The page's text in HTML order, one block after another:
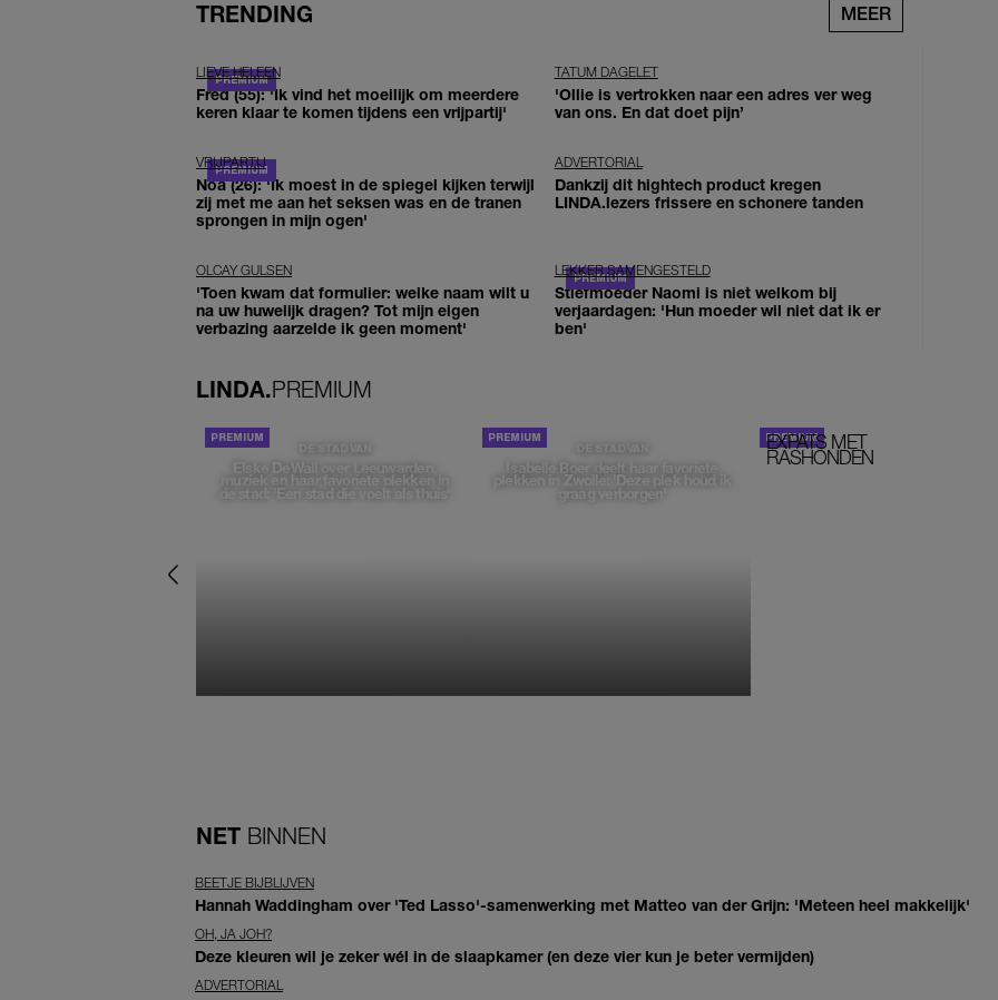
TRENDING MEER
LIEVE HELEEN
Fred (55): 'Ik vind het moeilijk om meerdere
keren klaar te komen tijdens een vrijpartij'
TATUM DAGELET
'Ollie is vertrokken naar een adres ver weg
van ons. En dat doet pijn’
VRIJPARTIJ
Noa (26): 'Ik moest in de spiegel kijken terwijl
zij met me aan het seksen was en de tranen
sprongen in mijn ogen'
ADVERTORIAL
Dankzij dit hightech product kregen
LINDA.lezers frissere en schonere tanden
OLCAY GULSEN
'Toen kwam dat formulier: welke naam wilt u
na uw huwelijk dragen? Tot mijn eigen
verbazing aarzelde ik geen moment'
LEKKER SAMENGESTELD
Stiefmoeder Naomi is niet welkom bij
verjaardagen: 'Hun moeder wil niet dat ik er
ben'
LINDA.PREMIUM
DE STAD VAN
Elske DeWall over Leeuwarden,
muziek en haar favoriete plekken in
de stad: 'Een stad die voelt als thuis'
DE STAD VAN
Isabelle Boer deelt haar favoriete
plekken in Zwolle: 'Deze plek houd ik
graag verborgen'
EXPATS MET
RASHONDEN
NET BINNEN
BEETJE BIJBLIJVEN
Hannah Waddingham over 'Ted Lasso'-samenwerking met Matteo van der Grijn: 'Meteen heel makkelijk'
OH, JA JOH?
Deze kleuren wil je zeker wél in de slaapkamer (en deze vier kun je beter vermijden)
ADVERTORIAL